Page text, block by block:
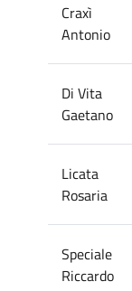
Craxì
Antonio
Di Vita
Gaetano
Licata
Rosaria
Speciale
Riccardo